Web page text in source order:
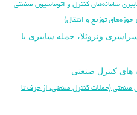
سامانه‌های کنترل و اتوماسیون صنعتی
حوزه‌های توزیع و انتقال)
ونزوئلا، حمله سایبری یا
های کنترل صنعتی
صنعتی (حملات کنترل صنعتی، از حرف تا